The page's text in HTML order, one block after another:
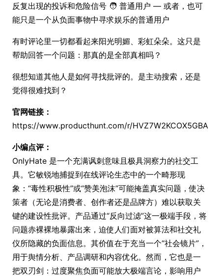
反复出现的投诉和危险信号 🧑 普通用户 — 或者，也可
能只是一个从负面事物中寻求娱乐的普通用户
有时评论里一切都看起来阳光明媚、彩虹朵朵。这只是
帮助回答一个问题：那真的是全部真相吗？
很想知道其他人是如何寻找批评的。是主动搜索，还是
觉得很难找到？
官网链接：
https://www.producthunt.com/r/HVZ7W2KCOX5GBA
小编点评：
OnlyHate 是一个充满讽刺意味且极具洞察力的社交工
具。它敏锐地捕捉到在线评论生态中的一个畸形现
象：“毒性积极性”或“赞美泡沫”可能掩盖真实问题，使决
策者（无论是消费者、创作者还是品牌方）难以获取关
键的建设性批评。产品通过“反向过滤”这一极端手段，将
问题赤裸裸地暴露出来，迫使人们面对被算法和社交礼
仪所隐藏的负面信息。其价值在于充当一个“社会镜片”，
用于舆情分析、产品调研和内容优化。然而，它也是一
把双刃剑：过度聚焦负面可能放大极端言论，影响用户